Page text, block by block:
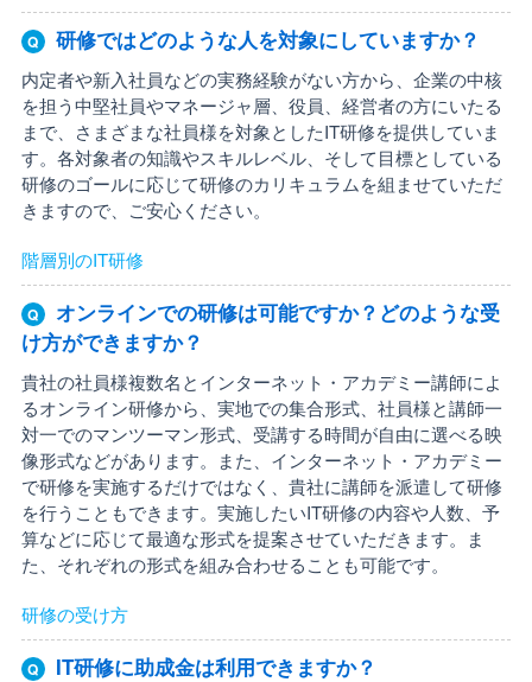
研修ではどのような人を対象にしていますか？
内定者や新入社員などの実務経験がない方から、企業の中核
を担う中堅社員やマネージャ層、役員、経営者の方にいたる
まで、さまざまな社員様を対象としたIT研修を提供していま
す。各対象者の知識やスキルレベル、そして目標としている
研修のゴールに応じて研修のカリキュラムを組ませていただ
きますので、ご安心ください。
階層別のIT研修
オンラインでの研修は可能ですか？どのような受
け方ができますか？
貴社の社員様複数名とインターネット・アカデミー講師によ
るオンライン研修から、実地での集合形式、社員様と講師一
対一でのマンツーマン形式、受講する時間が自由に選べる映
像形式などがあります。また、インターネット・アカデミー
で研修を実施するだけではなく、貴社に講師を派遣して研修
を行うこともできます。実施したいIT研修の内容や人数、予
算などに応じて最適な形式を提案させていただきます。ま
た、それぞれの形式を組み合わせることも可能です。
研修の受け方
IT研修に助成金は利用できますか？